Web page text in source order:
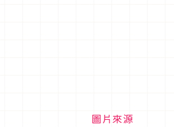
圖片來源